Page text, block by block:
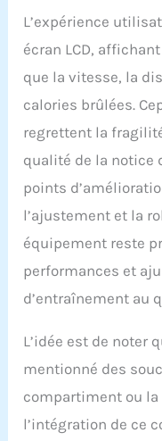
L’expérience
écran LCD,
que la vitesse, la
calories brûlées.
regrettent la
qualité de la notice
points
l’ajustement et la
équipement reste
performances et
d’entraînement au
L’idée est de noter
mentionné des
compartiment ou la
l’intégration de ce